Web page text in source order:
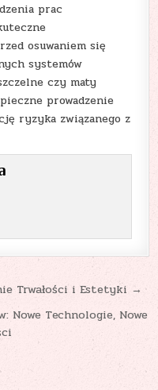
prac
osuwaniem się
systemów
czy maty
prowadzenie
ryzyka związanego z
Trwałości i Estetyki →
Technologie, Nowe